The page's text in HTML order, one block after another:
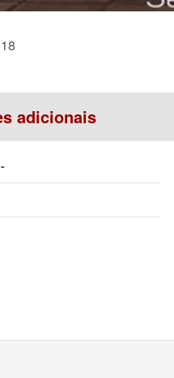
adicionais